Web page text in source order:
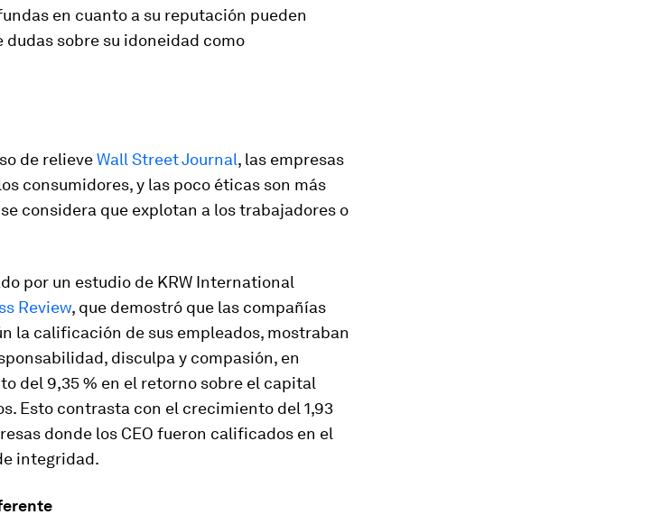
en cuanto a su reputación pueden
sobre su idoneidad como
de relieveWall Street Journal, las empresas
consumidores, y las poco éticas son más
considera que explotan a los trabajadores o
por un estudio de KRW International
Review, que demostró que las compañías
la calificación de sus empleados, mostraban
disculpa y compasión, en
del 9,35 % en el retorno sobre el capital
Esto contrasta con el crecimiento del 1,93
donde los CEO fueron calificados en el
integridad.